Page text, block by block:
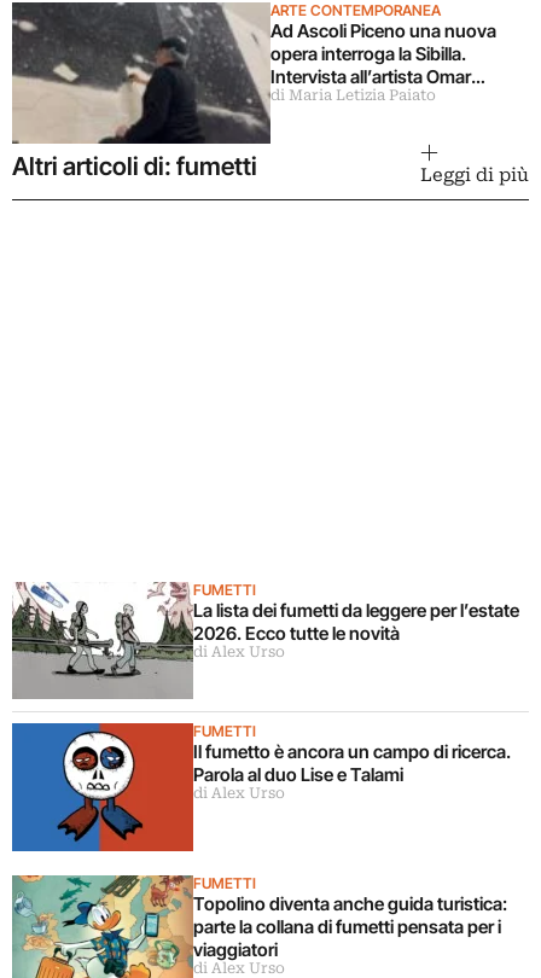
ARTE CONTEMPORANEA
Ad Ascoli Piceno una nuova
opera interroga la Sibilla.
Intervista all’artista Omar
Galliani
di Maria Letizia Paiato
Altri articoli di: fumetti Leggi di più
FUMETTI
La lista dei fumetti da leggere per l’estate
2026. Ecco tutte le novità
di Alex Urso
FUMETTI
Il fumetto è ancora un campo di ricerca.
Parola al duo Lise e Talami
di Alex Urso
FUMETTI
Topolino diventa anche guida turistica:
parte la collana di fumetti pensata per i
viaggiatori
di Alex Urso